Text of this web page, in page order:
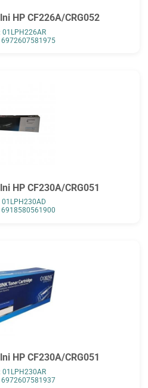
HP CF226A/CRG052
01LPH226AR
6972607581975
HP CF230A/CRG051
01LPH230AD
6918580561900
HP CF230A/CRG051
01LPH230AR
6972607581937